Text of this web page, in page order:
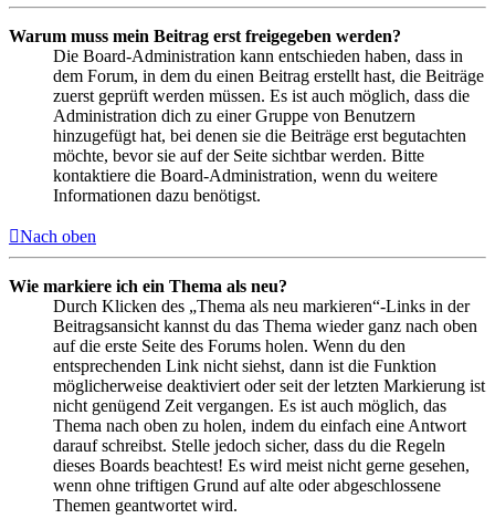
Warum muss mein Beitrag erst freigegeben werden?
Die Board-Administration kann entschieden haben, dass in
dem Forum, in dem du einen Beitrag erstellt hast, die Beiträge
zuerst geprüft werden müssen. Es ist auch möglich, dass die
Administration dich zu einer Gruppe von Benutzern
hinzugefügt hat, bei denen sie die Beiträge erst begutachten
möchte, bevor sie auf der Seite sichtbar werden. Bitte
kontaktiere die Board-Administration, wenn du weitere
Informationen dazu benötigst.
Nach oben
Wie markiere ich ein Thema als neu?
Durch Klicken des „Thema als neu markieren“-Links in der
Beitragsansicht kannst du das Thema wieder ganz nach oben
auf die erste Seite des Forums holen. Wenn du den
entsprechenden Link nicht siehst, dann ist die Funktion
möglicherweise deaktiviert oder seit der letzten Markierung ist
nicht genügend Zeit vergangen. Es ist auch möglich, das
Thema nach oben zu holen, indem du einfach eine Antwort
darauf schreibst. Stelle jedoch sicher, dass du die Regeln
dieses Boards beachtest! Es wird meist nicht gerne gesehen,
wenn ohne triftigen Grund auf alte oder abgeschlossene
Themen geantwortet wird.